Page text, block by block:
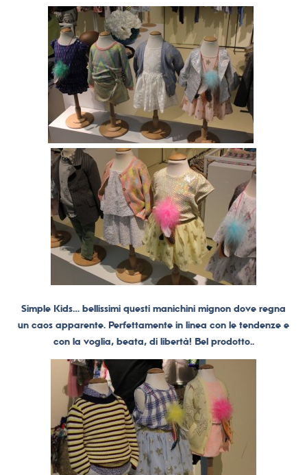
Simple Kids… bellissimi questi manichini mignon dove regna
un caos apparente. Perfettamente in linea con le tendenze e
con la voglia, beata, di libertà! Bel prodotto..